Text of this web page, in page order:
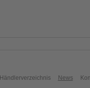
Händlerverzeichnis News